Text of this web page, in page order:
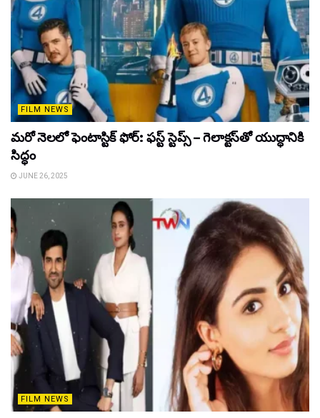
FILM NEWS
మరో నెలలో ఫెంటాస్టిక్ ఫోర్: ఫస్ట్ స్టెప్స్ – గెలాక్టస్‌తో యుద్ధానికి
సిద్ధం
JUNE 26, 2025
FILM NEWS